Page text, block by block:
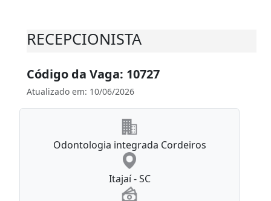
RECEPCIONISTA
Código da Vaga: 10727
Atualizado em: 10/06/2026
Odontologia integrada Cordeiros
Itajaí - SC